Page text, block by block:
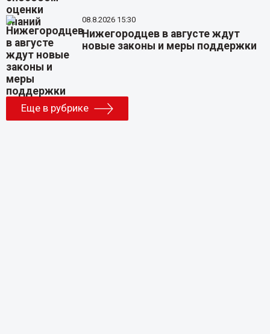
08.8.2026 15:30
Нижегородцев в августе ждут
новые законы и меры поддержки
Еще в рубрике